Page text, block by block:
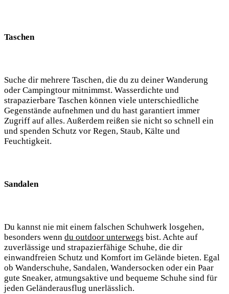
Taschen
Suche dir mehrere Taschen, ⁣die du‌ zu deiner ⁤Wanderung
oder Campingtour mitnimmst.⁣ Wasserdichte und
strapazierbare ⁣Taschen können viele unterschiedliche
Gegenstände aufnehmen und du hast garantiert⁢ immer
Zugriff auf alles. Außerdem reißen ⁢sie nicht so schnell ein
und spenden Schutz⁢ vor Regen, Staub, Kälte und
Feuchtigkeit.
Sandalen
Du kannst nie mit einem falschen Schuhwerk losgehen,
besonders⁢ wenn du outdoor unterwegs bist. Achte auf
zuverlässige ⁢und strapazierfähige Schuhe, die dir
einwandfreien Schutz‌ und Komfort im Gelände‍ bieten. ⁣Egal
ob Wanderschuhe, Sandalen, Wandersocken oder ein Paar
gute Sneaker, atmungsaktive und bequeme Schuhe sind für⁣
jeden Geländerausflug unerlässlich.